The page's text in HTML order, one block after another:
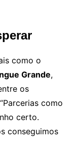
como o
Grande,
os
como
certo.
conseguimos